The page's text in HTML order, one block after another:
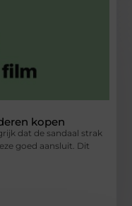
kopen
dat de sandaal strak
goed aansluit. Dit